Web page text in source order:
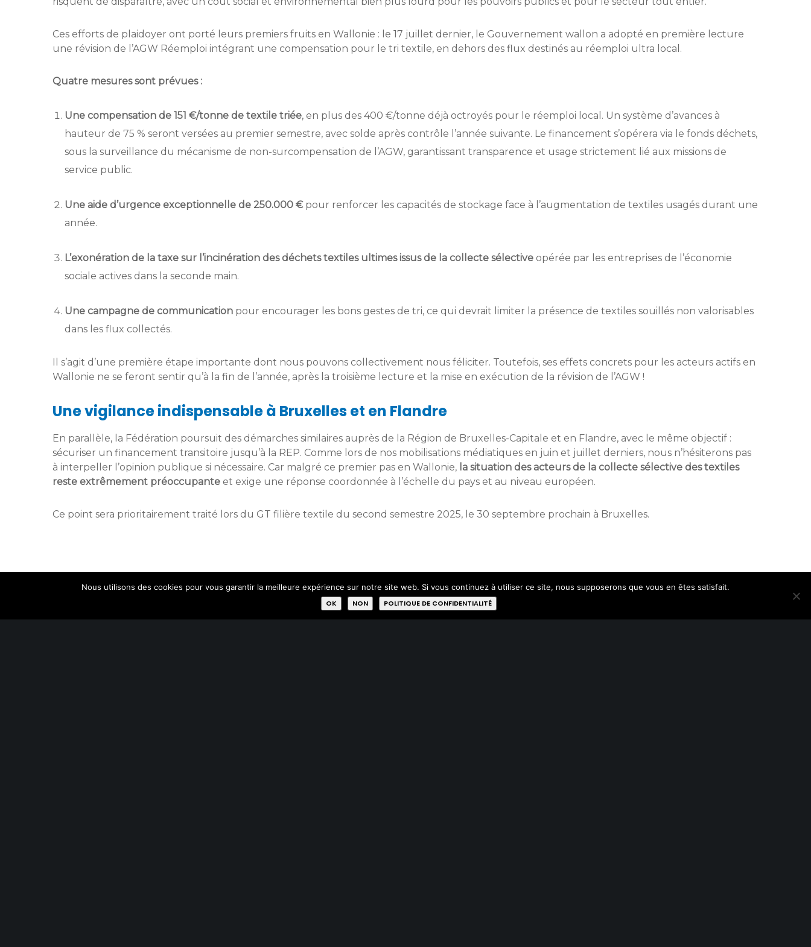
Ces efforts de plaidoyer ont porté leurs premiers fruits en Wallonie : le 17 juillet dernier, le Gouvernement wallon a adopté en première lecture
une révision de l’AGW Réemploi intégrant une compensation pour le tri textile, en dehors des flux destinés au réemploi ultra local.
Quatre mesures sont prévues :
Une compensation de 151 €/tonne de textile triée, en plus des 400 €/tonne déjà octroyés pour le réemploi local. Un système d’avances à
hauteur de 75 % seront versées au premier semestre, avec solde après contrôle l’année suivante. Le financement s’opérera via le fonds déchets,
sous la surveillance du mécanisme de non-surcompensation de l’AGW, garantissant transparence et usage strictement lié aux missions de
service public.
Une aide d’urgence exceptionnelle de 250.000 € pour renforcer les capacités de stockage face à l’augmentation de textiles usagés durant une
année.
L’exonération de la taxe sur l’incinération des déchets textiles ultimes issus de la collecte sélective opérée par les entreprises de l’économie
sociale actives dans la seconde main.
Une campagne de communication pour encourager les bons gestes de tri, ce qui devrait limiter la présence de textiles souillés non valorisables
dans les flux collectés.
Il s’agit d’une première étape importante dont nous pouvons collectivement nous féliciter. Toutefois, ses effets concrets pour les acteurs actifs en
Wallonie ne se feront sentir qu’à la fin de l’année, après la troisième lecture et la mise en exécution de la révision de l’AGW !
Une vigilance indispensable à Bruxelles et en Flandre
En parallèle, la Fédération poursuit des démarches similaires auprès de la Région de Bruxelles-Capitale et en Flandre, avec le même objectif :
sécuriser un financement transitoire jusqu’à la REP. Comme lors de nos mobilisations médiatiques en juin et juillet derniers, nous n’hésiterons pas
à interpeller l’opinion publique si nécessaire. Car malgré ce premier pas en Wallonie, la situation des acteurs de la collecte sélective des textiles
reste extrêmement préoccupante et exige une réponse coordonnée à l’échelle du pays et au niveau européen.
Ce point sera prioritairement traité lors du GT filière textile du second semestre 2025, le 30 septembre prochain à Bruxelles.
Nous utilisons des cookies pour vous garantir la meilleure expérience sur notre site web. Si vous continuez à utiliser ce site, nous supposerons que vous en êtes satisfait.
OK
NON POLITIQUE DE CONFIDENTIALITÉ